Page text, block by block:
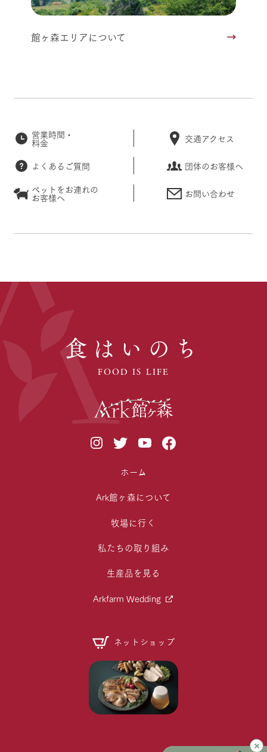
館ヶ森エリアについて
営業時間・
料金 交通アクセス
よくあるご質問
団体のお客様へ
ペットをお連れの
お客様へ お問い合わせ
食はいのち
FOOD IS LIFE
ホーム
Ark館ヶ森について
牧場に行く
私たちの取り組み
生産品を見る
Arkfarm Wedding
ネットショップ